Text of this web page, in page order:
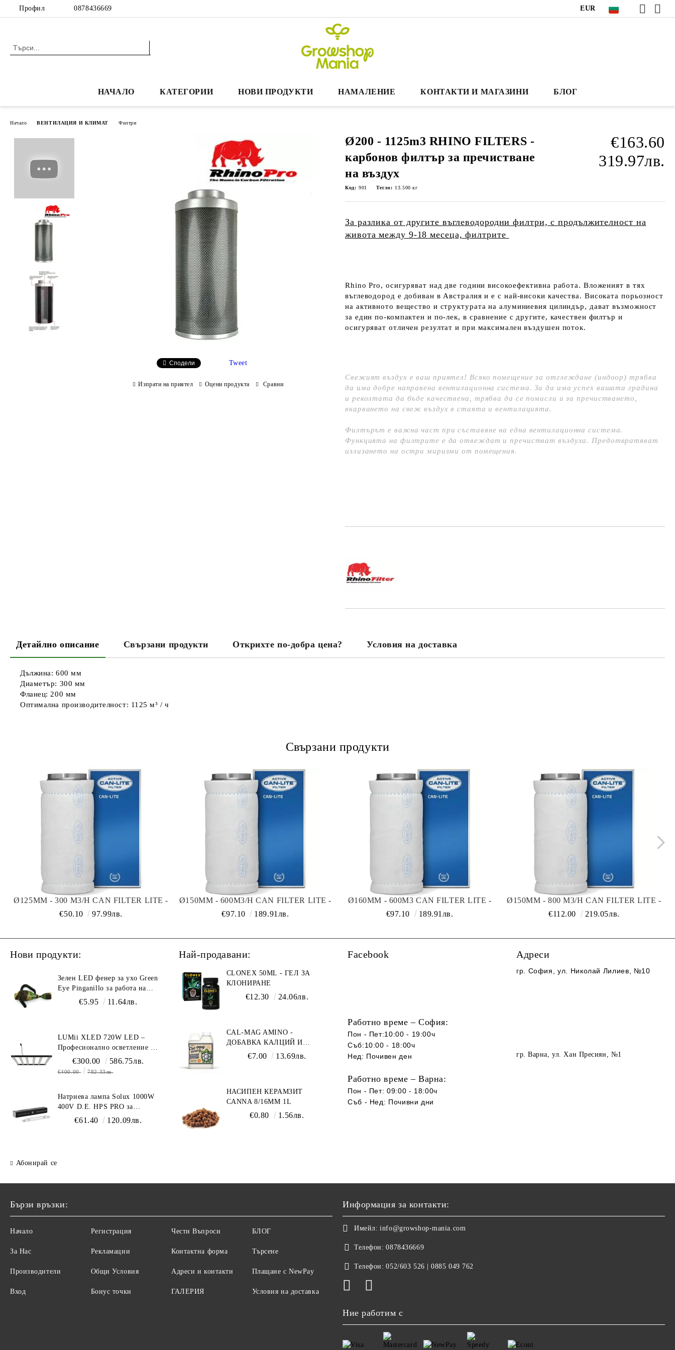
Профил 0878436669 EUR
НАЧАЛО КАТЕГОРИИ НОВИ ПРОДУКТИ НАМАЛЕНИЕ КОНТАКТИ И МАГАЗИНИ БЛОГ
Начало ВЕНТИЛАЦИЯ И КЛИМАТ Филтри
Ø200 - 1125m3 RHINO FILTERS -
карбонов филтър за пречистване
на въздух
€163.60
319.97лв.
Код: 901 Тегло: 13.500 кг
За разлика от другите въглеводородни филтри, с продължителност на
живота между 9-18 месеца, филтрите
Rhino Pro, осигуряват над две години високоефективна работа. Вложеният в тях
въглеводород е добиван в Австралия и е с най-високи качества. Високата порьозност
на активното вещество и структурата на алуминиевия цилиндър, дават възможност
за един по-компактен и по-лек, в сравнение с другите, качествен филтър и
осигуряват отличен резултат и при максимален въздушен поток.
Свежият въздух е ваш приятел! Всяко помещение за отглеждане (индоор) трябва
да има добре направена вентилационна система. За да има успех вашата градина
и реколтата да бъде качествена, трябва да се помисли и за пречистването,
вкарването на свеж въздух в стаята и вентилацията.
Филтърът е важна част при съставяне на една вентилационна система.
Функцията на филтрите е да отвеждат и пречистват въздуха. Предотвратяват
излизането на остри миризми от помещения.
Сподели Tweet
Изпрати на приятел Оцени продукта Сравни
Детайлно описание Свързани продукти Открихте по-добра цена? Условия на доставка
Дължина: 600 мм
Диаметър: 300 мм
Фланец: 200 мм
Оптимална производителност: 1125 м³ / ч
Свързани продукти
Ø125MM - 300 M3/H CAN FILTER LITE -
КАРБОНОВ ФИЛТЪР ЗА
€50.10 97.99лв.
Ø150MM - 600M3/H CAN FILTER LITE -
КАРБОНОВ ФИЛТЪР ЗА
€97.10 189.91лв.
Ø160MM - 600M3 CAN FILTER LITE -
КАРБОНОВ ФИЛТЪР ЗА
€97.10 189.91лв.
Ø150MM - 800 M3/H CAN FILTER LITE -
КАРБОНОВ ФИЛТЪР ЗА
€112.00 219.05лв.
Нови продукти:
Зелен LED фенер за ухо Green
Eye Pinganillo за работа на
тъмно в гроурум
€5.95 11.64лв.
LUMii XLED 720W LED –
Професионално осветление с
пълен спектър (1700 µmol/s)
€300.00 586.75лв.
€400.00 782.33лв.
Натриева лампа Solux 1000W
400V D.E. HPS PRO за
професионално осветление
€61.40 120.09лв.
Абонирай се
Най-продавани:
CLONEX 50ML - ГЕЛ ЗА
КЛОНИРАНЕ
€12.30 24.06лв.
CAL-MAG AMINO -
ДОБАВКА КАЛЦИЙ И
МАГНЕЗИЙ
€7.00 13.69лв.
НАСИПЕН КЕРАМЗИТ
CANNA 8/16ММ 1L
€0.80 1.56лв.
Facebook
Работно време – София:
Пон - Пет:10:00 - 19:00ч
Съб:10:00 - 18:00ч
Нед: Почивен ден
Работно време – Варна:
Пон - Пет: 09:00 - 18:00ч
Съб - Нед: Почивни дни
Адреси
гр. София , ул. Николай Лилиев, №10
гр. Варна, ул. Хан Пресиян, №1
Бързи връзки:
Начало
За Нас
Производители
Вход
Регистрация
Рекламации
Общи Условия
Бонус точки
Чести Въпроси
Контактна форма
Адреси и контакти
ГАЛЕРИЯ
БЛОГ
Търсене
Плащане с NewPay
Условия на доставка
Информация за контакти:
Имейл: info@growshop-mania.com
Телефон: 0878436669
Телефон: 052/603 526 | 0885 049 762
Ние работим с